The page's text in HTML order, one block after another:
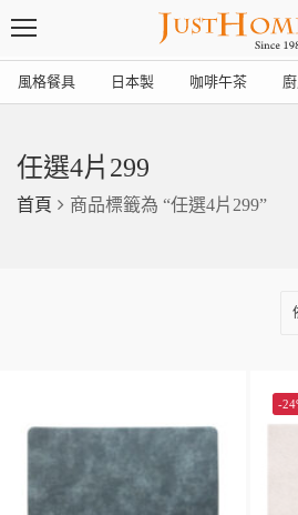
風格餐具 日本製 咖啡午茶
任選4片299
首頁 商品標籤為 “任選4片299”
-